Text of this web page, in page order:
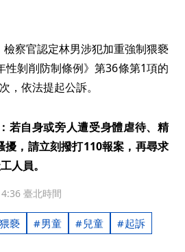
察官認定林男涉犯加重強制猥褻
性剝削防制條例》第36條第1項的
，依法提起公訴。
若自身或旁人遭受身體虐待、精
擾，請立刻撥打110報案，再尋求
人員。
臺北時間
猥褻 男童 兒童 起訴